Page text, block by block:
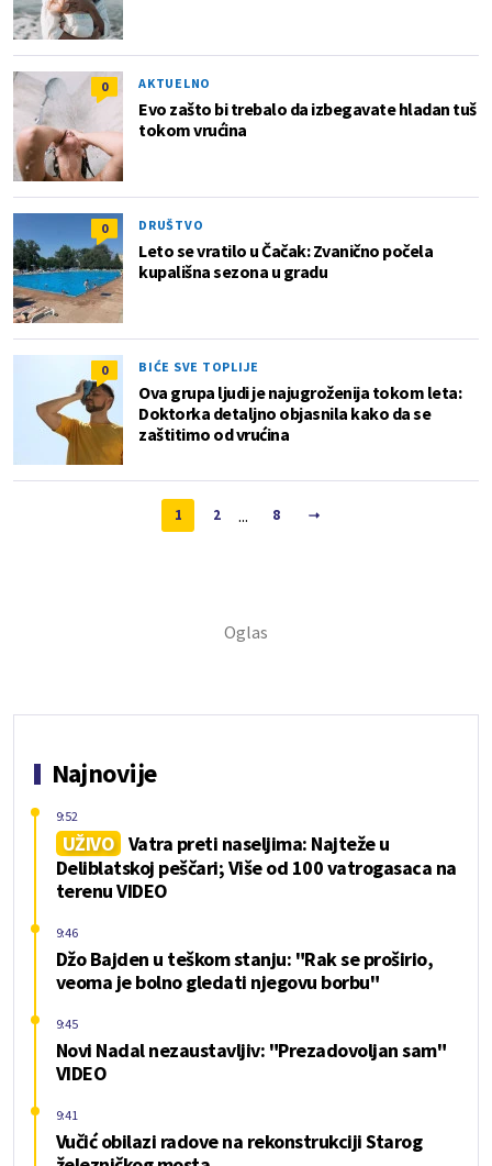
0 AKTUELNO
Evo zašto bi trebalo da izbegavate hladan tuš
tokom vrućina
0 DRUŠTVO
Leto se vratilo u Čačak: Zvanično počela
kupališna sezona u gradu
0 BIĆE SVE TOPLIJE
Ova grupa ljudi je najugroženija tokom leta:
Doktorka detaljno objasnila kako da se
zaštitimo od vrućina
1 2 ... 8
Najnovije
UŽIVO Vatra preti naseljima: Najteže u
Deliblatskoj peščari; Više od 100 vatrogasaca na
terenu VIDEO
9:52
Džo Bajden u teškom stanju: "Rak se proširio,
veoma je bolno gledati njegovu borbu"
9:46
Novi Nadal nezaustavljiv: "Prezadovoljan sam"
VIDEO
9:45
Vučić obilazi radove na rekonstrukciji Starog
9:41